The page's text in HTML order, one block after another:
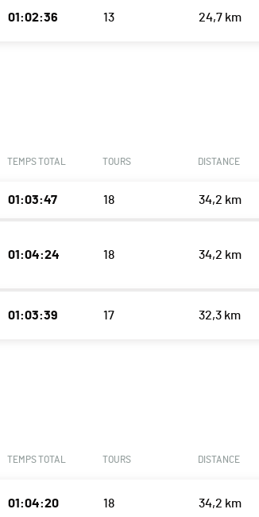
01:02:36 13 24,7 km
TEMPS TOTAL TOURS DISTANCE
01:03:47 18 34,2 km
01:04:24 18 34,2 km
01:03:39 17 32,3 km
TEMPS TOTAL TOURS DISTANCE
01:04:20 18 34,2 km